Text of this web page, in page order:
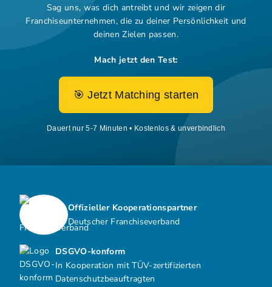
Sag uns, was dich antreibt und wir zeigen dir
Franchiseunternehmen, die zu deiner Persönlichkeit und
deinen Zielen passen.
Mach jetzt den Test:
🎯 Jetzt Matching starten
Dauert nur 5-7 Minuten • Kostenlos & unverbindlich
DSGVO-konform
In Kooperation mit TÜV-zertifizierten
Datenschutzbeauftragten
Offizieller Kooperationspartner
Deutscher Franchiseverband